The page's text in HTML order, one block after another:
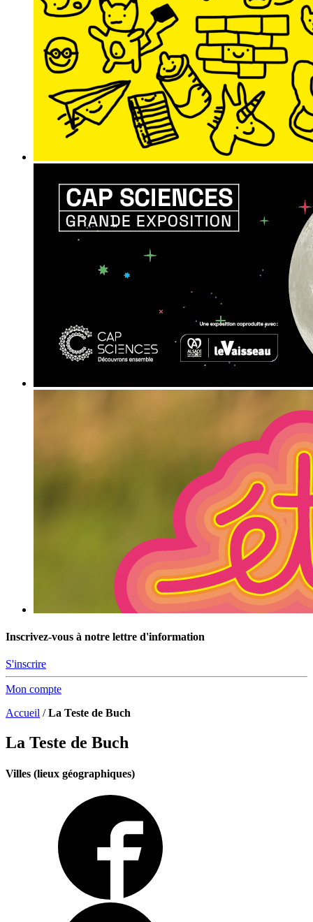
Inscrivez-vous à notre lettre d'information
S'inscrire
Mon compte
Accueil /La Teste de Buch
La Teste de Buch
Villes (lieux géographiques)